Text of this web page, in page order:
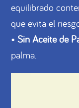
equilibrado
que evita el
•Sin Aceite de
palma.